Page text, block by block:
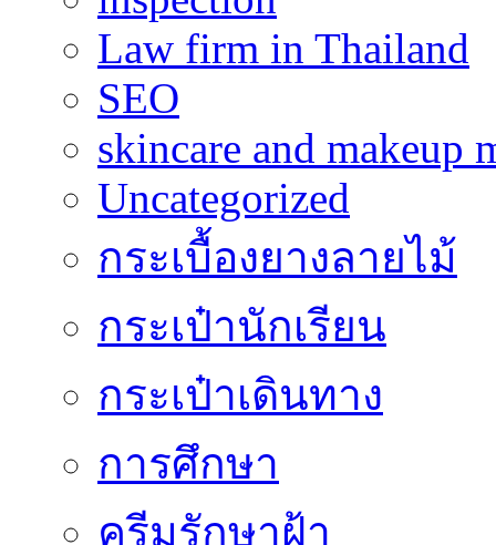
Law firm in Thailand
SEO
skincare and makeup
Uncategorized
กระเบื้องยางลายไม้
กระเป๋านักเรียน
กระเป๋าเดินทาง
การศึกษา
ครีมรักษาฝ้า